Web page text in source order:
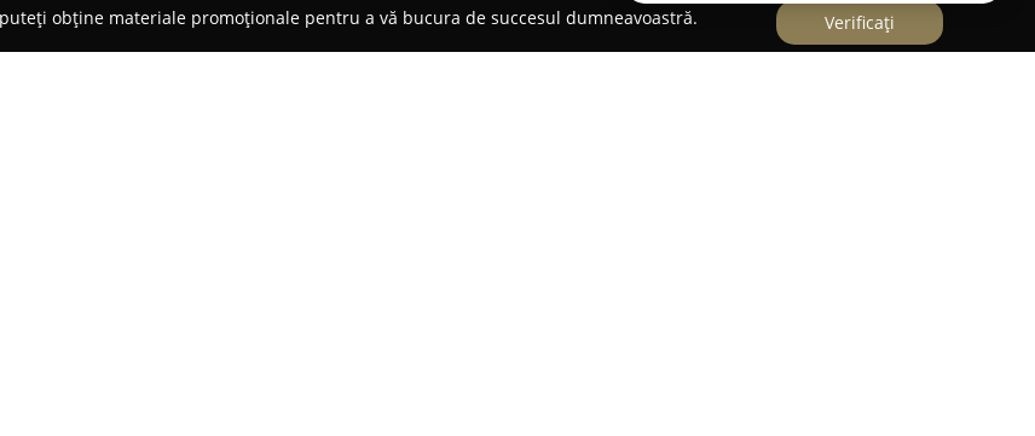
obține materiale promoționale pentru a vă bucura de succesul dumneavoastră.
Verificați